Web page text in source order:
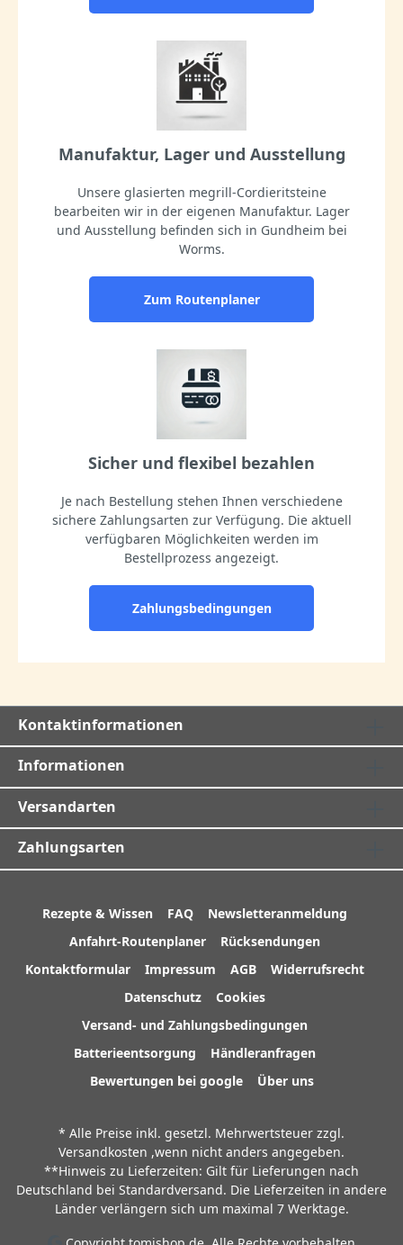
Manufaktur, Lager und Ausstellung
Unsere glasierten megrill-Cordieritsteine
bearbeiten wir in der eigenen Manufaktur. Lager
und Ausstellung befinden sich in Gundheim bei
Worms.
Zum Routenplaner
Sicher und flexibel bezahlen
Je nach Bestellung stehen Ihnen verschiedene
sichere Zahlungsarten zur Verfügung. Die aktuell
verfügbaren Möglichkeiten werden im
Bestellprozess angezeigt.
Zahlungsbedingungen
Kontaktinformationen
Informationen
Versandarten
Zahlungsarten
Rezepte & Wissen FAQ
Newsletteranmeldung
Anfahrt-Routenplaner
Rücksendungen
Kontaktformular
Impressum AGB
Widerrufsrecht
Datenschutz
Cookies
Versand- und Zahlungsbedingungen
Batterieentsorgung
Händleranfragen
Bewertungen bei google
Über uns
* Alle Preise inkl. gesetzl. Mehrwertsteuer zzgl.
Versandkosten ,wenn nicht anders angegeben.
**Hinweis zu Lieferzeiten: Gilt für Lieferungen nach
Deutschland bei Standardversand. Die Lieferzeiten in andere
Länder verlängern sich um maximal 7 Werktage.